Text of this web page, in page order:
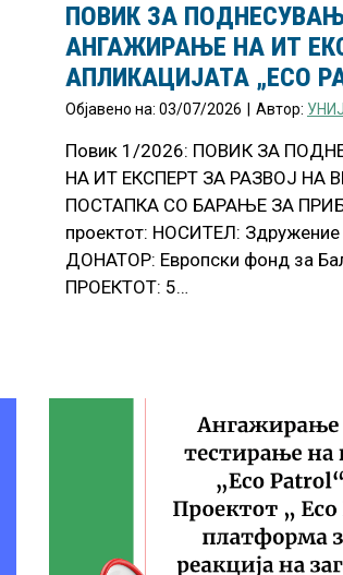
ПОВИК ЗА
АНГАЖИРАЊЕ НА ИТ
АПЛИКАЦИЈАТА „ECO
Објавено на: 03/07/2026 Автор:
Повик 1/2026: ПОВИК ЗА
НА ИТ ЕКСПЕРТ ЗА РАЗВОЈ НА
ПОСТАПКА СО БАРАЊЕ ЗА
проектот: НОСИТЕЛ: Здружение
ДОНАТОР: Европски фонд за
ПРОЕКТОТ: 5…